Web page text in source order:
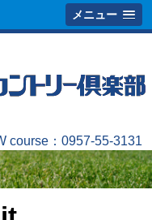
メニュー
course： 0957-55-3131